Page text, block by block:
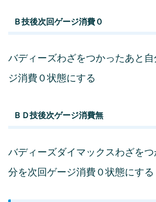
Ｂ技後次回ゲージ消費０
バディーズわざをつかったあと
ジ消費０状態にする
ＢＤ技後次ゲージ消費無
バディーズダイマックスわざをつ
分を次回ゲージ消費０状態にする